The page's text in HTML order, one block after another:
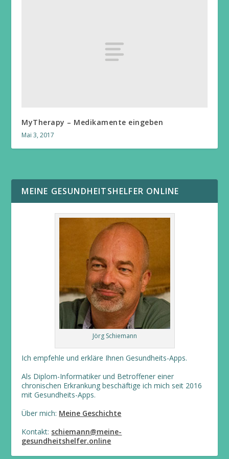
MyTherapy – Medikamente eingeben
Mai 3, 2017
MEINE GESUNDHEITSHELFER ONLINE
Jörg Schiemann
Ich empfehle und erkläre Ihnen Gesundheits-Apps.
Als Diplom-Informatiker und Betroffener einer
chronischen Erkrankung beschäftige ich mich seit 2016
mit Gesundheits-Apps.
Über mich: Meine Geschichte
Kontakt: schiemann@meine-
gesundheitshelfer.online